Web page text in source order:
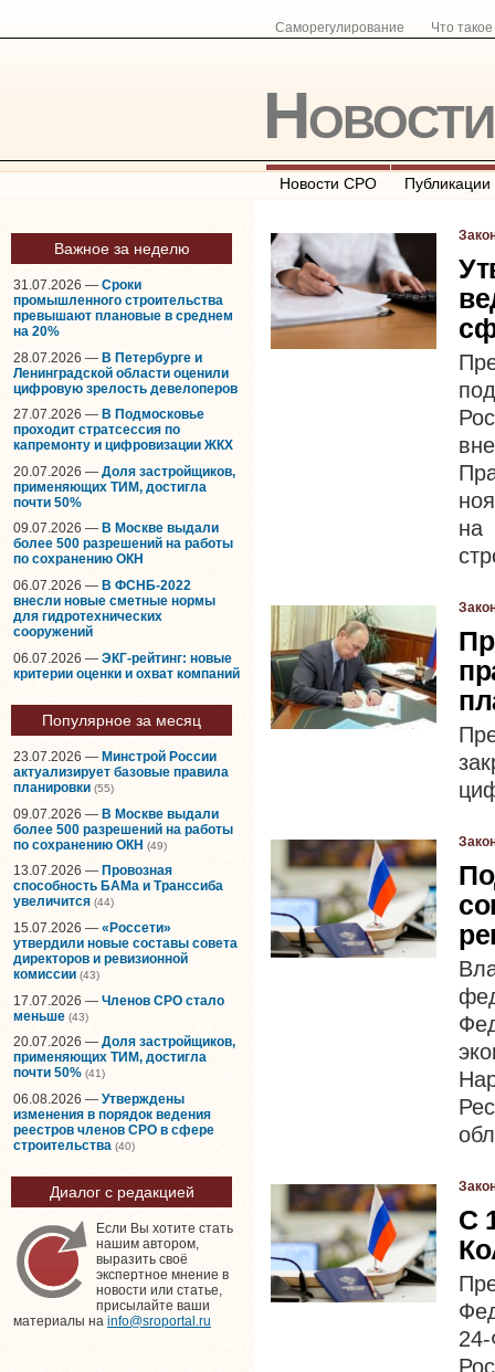
Саморегулирование Что
Новости СРО Публикации
Важное за неделю
31.07.2026 — Сроки
промышленного строительства
превышают плановые в среднем
на 20%
28.07.2026 — В Петербурге и
Ленинградской области оценили
цифровую зрелость девелоперов
27.07.2026 — В Подмосковье
проходит стратсессия по
капремонту и цифровизации ЖКХ
20.07.2026 — Доля застройщиков,
применяющих ТИМ, достигла
почти 50%
09.07.2026 — В Москве выдали
более 500 разрешений на работы
по сохранению ОКН
06.07.2026 — В ФСНБ-2022
внесли новые сметные нормы
для гидротехнических
сооружений
06.07.2026 — ЭКГ-рейтинг: новые
критерии оценки и охват компаний
Популярное за месяц
23.07.2026 — Минстрой России
актуализирует базовые правила
планировки (55)
09.07.2026 — В Москве выдали
более 500 разрешений на работы
по сохранению ОКН (49)
13.07.2026 — Провозная
способность БАМа и Транссиба
увеличится (44)
15.07.2026 — «Россети»
утвердили новые составы совета
директоров и ревизионной
комиссии (43)
17.07.2026 — Членов СРО стало
меньше (43)
20.07.2026 — Доля застройщиков,
применяющих ТИМ, достигла
почти 50% (41)
06.08.2026 — Утверждены
изменения в порядок ведения
реестров членов СРО в сфере
строительства (40)
Диалог с редакцией
Если Вы хотите стать
нашим автором,
выразить своё
экспертное мнение в
новости или статье,
присылайте ваши
материалы на info@sroportal.ru
на
С